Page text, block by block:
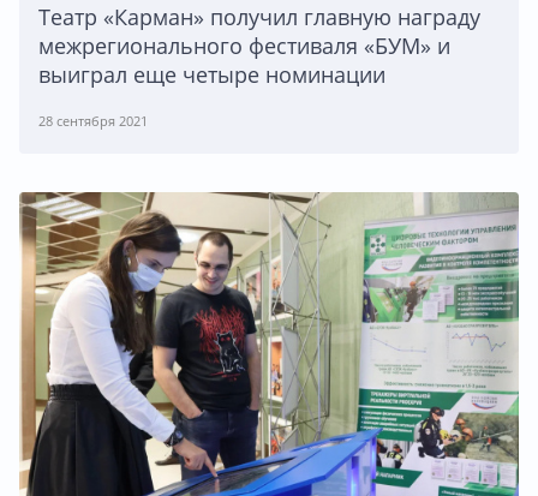
Театр «Карман» получил главную награду
межрегионального фестиваля «БУМ» и
выиграл еще четыре номинации
28 сентября 2021